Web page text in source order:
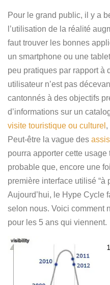
Pour le grand public, il y a
l’utilisation de la réalité
faut trouver les bonnes
un smartphone ou une
peu pratiques par rapport à
utilisateur n’est pas
cantonnés à des objectifs
d’informations sur un
visite touristique ou culturel ,
Peut-être la vague des
pourra apporter cette
probable que, encore une
première interface utilisé “à
Aujourd’hui, le Hype Cycle
selon nous. Voici comment
pour les 5 ans qui viennent.